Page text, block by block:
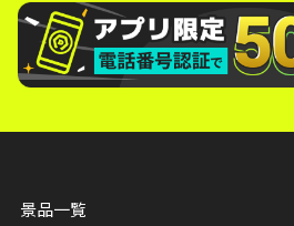
景品一覧